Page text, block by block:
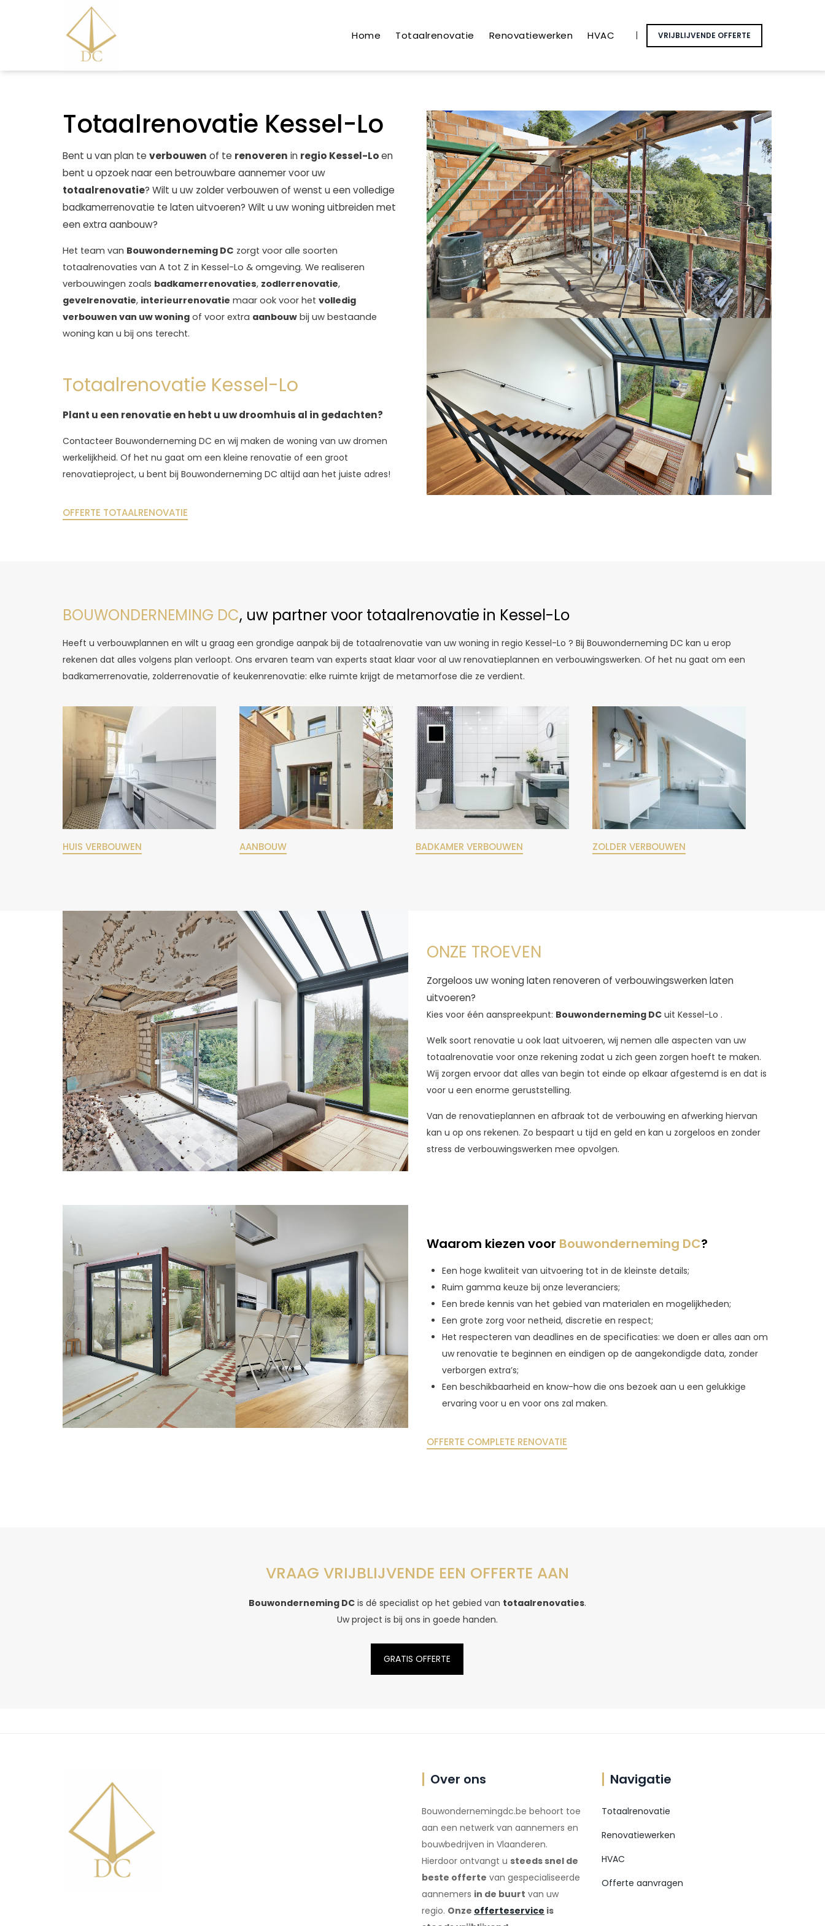
| VRIJBLIJVENDE OFFERTE
Home Totaalrenovatie Renovatiewerken HVAC
Totaalrenovatie Kessel-Lo
Bent u van plan te verbouwen of te renoveren in regio Kessel-Loen
bent u opzoek naar een betrouwbare aannemer voor uw
totaalrenovatie? Wilt u uw zolder verbouwen of wenst u een volledige
badkamerrenovatie te laten uitvoeren? Wilt u uw woning uitbreiden met
een extra aanbouw?
Het team van Bouwonderneming DC zorgt voor alle soorten
totaalrenovaties van A tot Z in Kessel-Lo & omgeving. We realiseren
verbouwingen zoals badkamerrenovaties, zodlerrenovatie,
gevelrenovatie, interieurrenovatie maar ook voor het volledig
verbouwen van uw woning of voor extra aanbouw bij uw bestaande
woning kan u bij ons terecht.
Totaalrenovatie Kessel-Lo
Plant u een renovatie en hebt u uw droomhuis al in gedachten?
Contacteer Bouwonderneming DC en wij maken de woning van uw dromen
werkelijkheid. Of het nu gaat om een ​​kleine renovatie of een groot
renovatieproject, u bent bij Bouwonderneming DC altijd aan het juiste adres!
OFFERTE TOTAALRENOVATIE
BOUWONDERNEMING DC, uw partner voor totaalrenovatie in Kessel-Lo
Heeft u verbouwplannen en wilt u graag een grondige aanpak bij de totaalrenovatie van uw woning in regio Kessel-Lo ? Bij Bouwonderneming DC kan u erop
rekenen dat alles volgens plan verloopt. Ons ervaren team van experts staat klaar voor al uw renovatieplannen en verbouwingswerken. Of het nu gaat om een
badkamerrenovatie, zolderrenovatie of keukenrenovatie: elke ruimte krijgt de metamorfose die ze verdient.
HUIS VERBOUWEN AANBOUW BADKAMER VERBOUWEN ZOLDER VERBOUWEN
ONZE TROEVEN
Zorgeloos uw woning laten renoveren of verbouwingswerken laten
uitvoeren?
Kies voor één aanspreekpunt: Bouwonderneming DCuit Kessel-Lo .
Welk soort renovatie u ook laat uitvoeren, wij nemen alle aspecten van uw
totaalrenovatie voor onze rekening zodat u zich geen zorgen hoeft te maken.
Wij zorgen ervoor dat alles van begin tot einde op elkaar afgestemd is en dat is
voor u een enorme geruststelling.
Van de renovatieplannen en afbraak tot de verbouwing en afwerking hiervan
kan u op ons rekenen. Zo bespaart u tijd en geld en kan u zorgeloos en zonder
stress de verbouwingswerken mee opvolgen.
Waarom kiezen voor Bouwonderneming DC?
Een hoge kwaliteit van uitvoering tot in de kleinste details;
Ruim gamma keuze bij onze leveranciers;
Een brede kennis van het gebied van materialen en mogelijkheden;
Een grote zorg voor netheid, discretie en respect;
Het respecteren van deadlines en de specificaties: we doen er alles aan om
uw renovatie te beginnen en eindigen op de aangekondigde data, zonder
verborgen extra’s;
Een beschikbaarheid en know-how die ons bezoek aan u een gelukkige
ervaring voor u en voor ons zal maken.
OFFERTE COMPLETE RENOVATIE
VRAAG VRIJBLIJVENDE EEN OFFERTE AAN
Bouwonderneming DCis dé specialist op het gebied van totaalrenovaties.
Uw project is bij ons in goede handen.
GRATIS OFFERTE
Over ons
Bouwondernemingdc.be behoort toe
aan een netwerk van aannemers en
bouwbedrijven in Vlaanderen.
Hierdoor ontvangt u steeds snel de
beste offerte van gespecialiseerde
aannemers in de buurt van uw
regio. Onze offerteservice is
Navigatie
Totaalrenovatie
Renovatiewerken
HVAC
Offerte aanvragen